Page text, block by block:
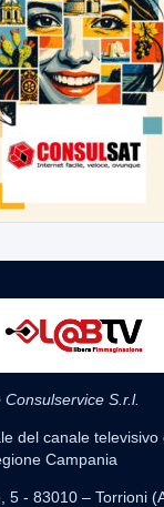
S.r.l.
del canale
Campania
5 - 83010 – Torrioni